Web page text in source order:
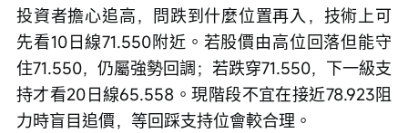
投資者擔心追高，問跌到什麼位置再入，技術上可
先看10日線71.550附近。若股價由高位回落但能守
住71.550，仍屬強勢回調；若跌穿71.550，下一級支
持才看20日線65.558。現階段不宜在接近78.923阻
力時盲目追價，等回踩支持位會較合理。